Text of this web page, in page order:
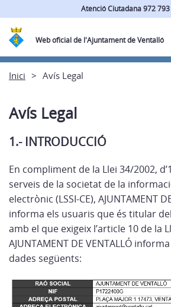
Atenció Ciutadana 972
Web oficial de l'Ajuntament de Ventalló
Inici Avís Legal
Avís Legal
1.- INTRODUCCIÓ
En compliment de la Llei 34/2002,
serveis de la societat de la
electrònic (LSSI-CE), AJUNTAMENT
informa els usuaris que és titular
amb el que exigeix l’article 10 de la
AJUNTAMENT DE VENTALLÓ
dades següents: